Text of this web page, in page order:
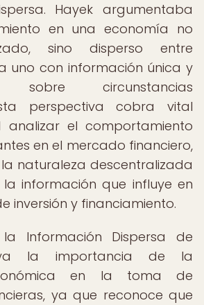
Hayek argumentaba
en una economía no
sino disperso entre
uno con información única y
sobre circunstancias
perspectiva cobra vital
analizar el comportamiento
en el mercado financiero,
naturaleza descentralizada
información que influye en
inversión y financiamiento.
Información Dispersa de
la importancia de la
en la toma de
ya que reconoce que